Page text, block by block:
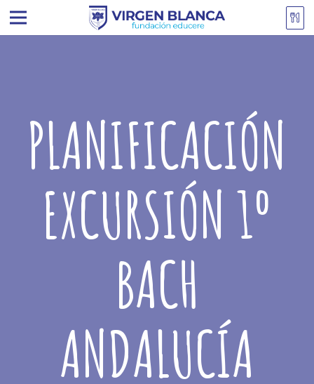
PLANIFICACIÓN
EXCURSIÓN 1º
BACH
ANDALUCÍA